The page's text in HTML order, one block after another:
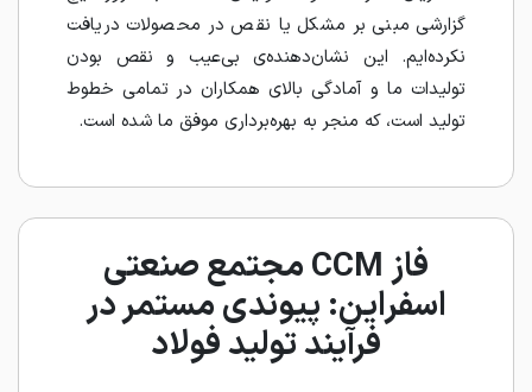
گزارشی مبنی بر مشکل یا نقص در محصولات دریافت
نکرده‌ایم. این نشان‌دهنده‌ی بی‌عیب و نقص بودن
تولیدات ما و آمادگی بالای همکاران در تمامی خطوط
تولید است، که منجر به بهره‌برداری موفق ما شده است.
فاز CCM مجتمع صنعتی
اسفراین: پیوندی مستمر در
فرآیند تولید فولاد